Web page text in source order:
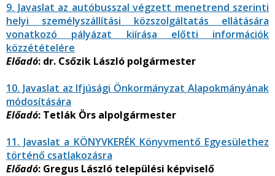
9. Javaslat az autóbusszal végzett menetrend szerinti
helyi személyszállítási közszolgáltatás ellátására
vonatkozó pályázat kiírása előtti információk
közzétételére
Előadó: dr. Csőzik László polgármester
10. Javaslat az Ifjúsági Önkormányzat Alapokmányának
módosítására
Előadó: Tetlák Örs alpolgármester
11. Javaslat a KÖNYVKERÉK Könyvmentő Egyesülethez
történő csatlakozásra
Előadó: Gregus László települési képviselő